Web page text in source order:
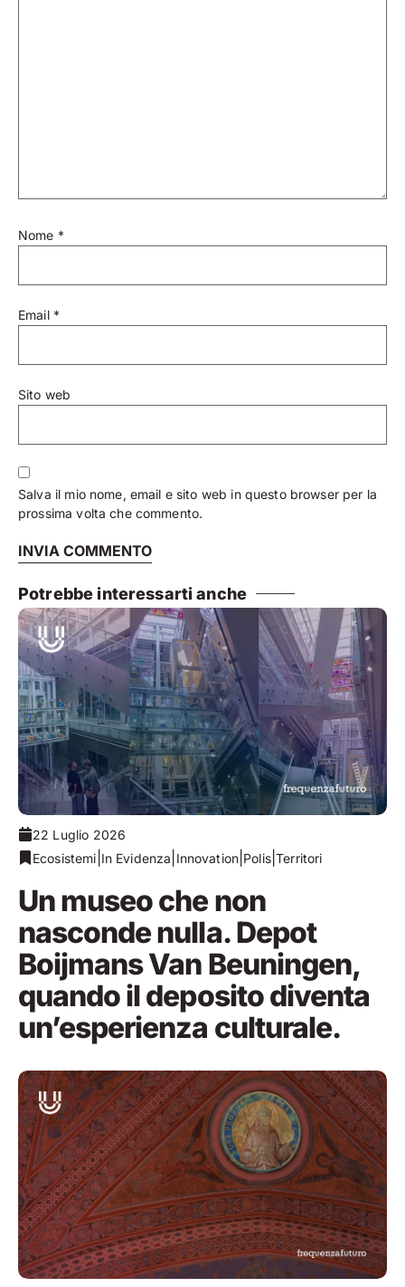
Nome *
Email *
Sito web
Salva il mio nome, email e sito web in questo browser per la
prossima volta che commento.
Potrebbe interessarti anche
22 Luglio 2026
Ecosistemi In Evidenza Innovation Polis|Territori
Un museo che non
nasconde nulla. Depot
Boijmans Van Beuningen,
quando il deposito diventa
un’esperienza culturale.